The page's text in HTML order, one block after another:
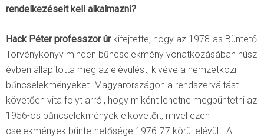
rendelkezéseit kell alkalmazni?
Hack Péter professzor úrkifejtette, hogy az 1978-as Büntető
Törvénykönyv minden bűncselekmény vonatkozásában húsz
évben állapította meg az elévülést, kivéve a nemzetközi
bűncselekményeket. Magyarországon a rendszerváltást
követően vita folyt arról, hogy miként lehetne megbüntetni az
1956-os bűncselekmények elkövetőit, mivel ezen
cselekmények büntethetősége 1976-77 körül elévült. A